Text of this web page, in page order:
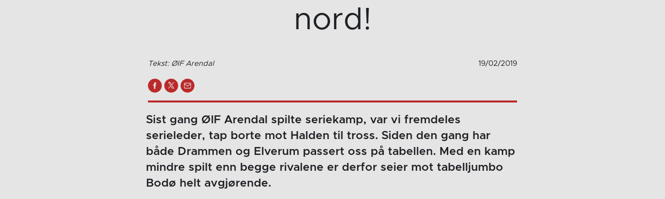
nord!
Tekst: ØIF Arendal 19/02/2019
Sist gang ØIF Arendal spilte seriekamp, var vi fremdeles
serieleder, tap borte mot Halden til tross. Siden den gang har
både Drammen og Elverum passert oss på tabellen. Med en kamp
mindre spilt enn begge rivalene er derfor seier mot tabelljumbo
Bodø helt avgjørende.